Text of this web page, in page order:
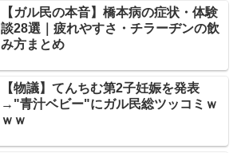
【ガル民の本音】橋本病の症状・体験
談28選｜疲れやすさ・チラーヂンの飲
み方まとめ
【物議】てんちむ第2子妊娠を発表
→"青汁ベビー"にガル民総ツッコミｗ
ｗｗ